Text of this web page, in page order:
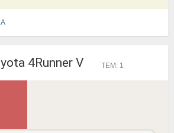
4Runner V ТЕМ: 1